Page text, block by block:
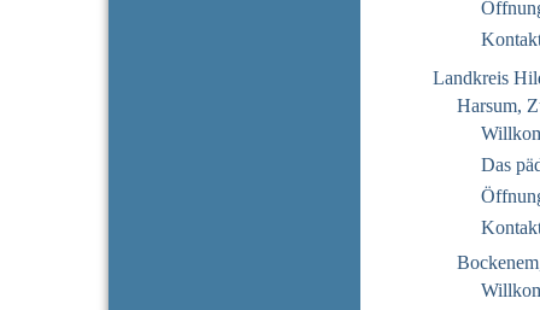
Landkreis
Harsum,
Das